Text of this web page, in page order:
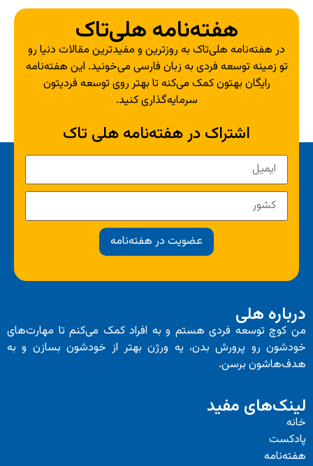
هفته‌نامه هلی‌تاک
در هفته‌نامه هلی‌تاک به روزترین و مفیدترین مقالات دنیا رو
تو زمینه توسعه فردی به زبان فارسی می‌خونید. این هفته‌نامه
رایگان بهتون کمک می‌کنه تا بهتر روی توسعه فردیتون
سرمایه‌گذاری کنید.
اشتراک در هفته‌نامه هلی تاک
عضویت در هفته‌نامه
درباره هلی
من کوچ توسعه فردی هستم و به افراد کمک می‌کنم تا مهارت‌های
خودشون رو پرورش بدن، یه ورژن بهتر از خودشون بسازن و به
هدف‌هاشون برسن.
لینک‌های مفید
خانه
پادکست
هفته‌نامه